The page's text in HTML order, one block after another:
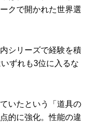
クで開かれた世界選
シリーズで経験を積
ずれも3位に入るな
いたという「道具の
的に強化。性能の違